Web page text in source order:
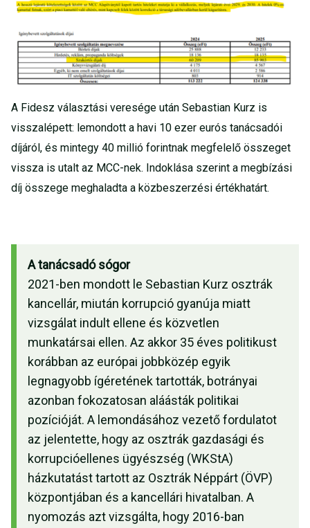
A Fidesz választási veresége után Sebastian Kurz is
visszalépett: lemondott a havi 10 ezer eurós tanácsadói
díjáról, és mintegy 40 millió forintnak megfelelő összeget
vissza is utalt az MCC-nek. Indoklása szerint a megbízási
díj összege meghaladta a közbeszerzési értékhatárt.
A tanácsadó sógor
2021-ben mondott le Sebastian Kurz osztrák
kancellár, miután korrupció gyanúja miatt
vizsgálat indult ellene és közvetlen
munkatársai ellen. Az akkor 35 éves politikust
korábban az európai jobbközép egyik
legnagyobb ígéretének tartották, botrányai
azonban fokozatosan aláásták politikai
pozícióját. A lemondásához vezető fordulatot
az jelentette, hogy az osztrák gazdasági és
korrupcióellenes ügyészség (WKStA)
házkutatást tartott az Osztrák Néppárt (ÖVP)
központjában és a kancellári hivatalban. A
nyomozás azt vizsgálta, hogy 2016-ban